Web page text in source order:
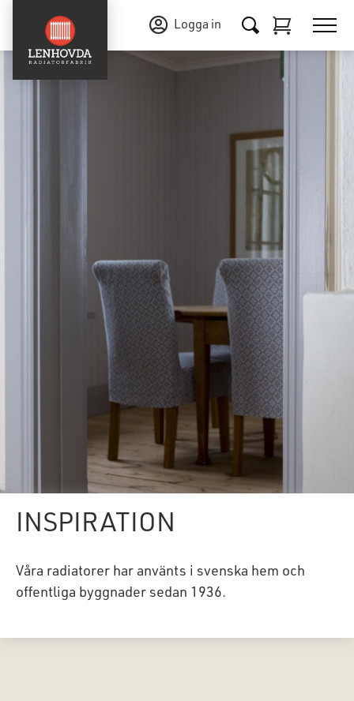
Logga in
INSPIRATION
Våra radiatorer har använts i svenska hem och
offentliga byggnader sedan 1936.